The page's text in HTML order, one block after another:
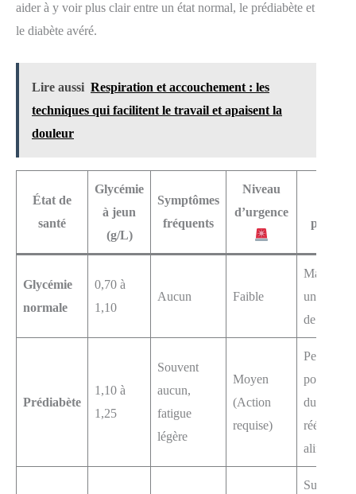
aider à y voir plus clair entre un état normal, le prédiabète et
le diabète avéré.
Lire aussi Respiration et accouchement : les
techniques qui facilitent le travail et apaisent la
douleur
État de
santé
Glycémie
à jeun
(g/L)
Symptômes
fréquents
Niveau
d’urgence
Glycémie
normale
0,70 à
1,10
Aucun Faible
Maintenir
une
de vie
Prédiabète
1,10 à
1,25
Souvent
aucun,
fatigue
légère
Moyen
(Action
requise)
Perte de
poids,
du sport,
Suivi